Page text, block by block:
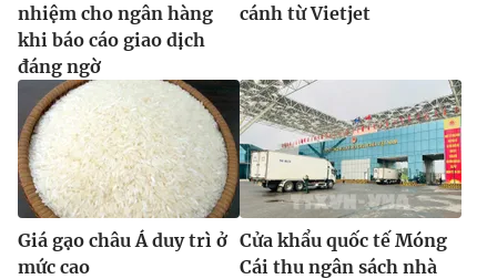
nhiệm cho ngân hàng
khi báo cáo giao dịch
đáng ngờ
cánh từ Vietjet
Giá gạo châu Á duy trì ở
mức cao
Cửa khẩu quốc tế Móng
Cái thu ngân sách nhà